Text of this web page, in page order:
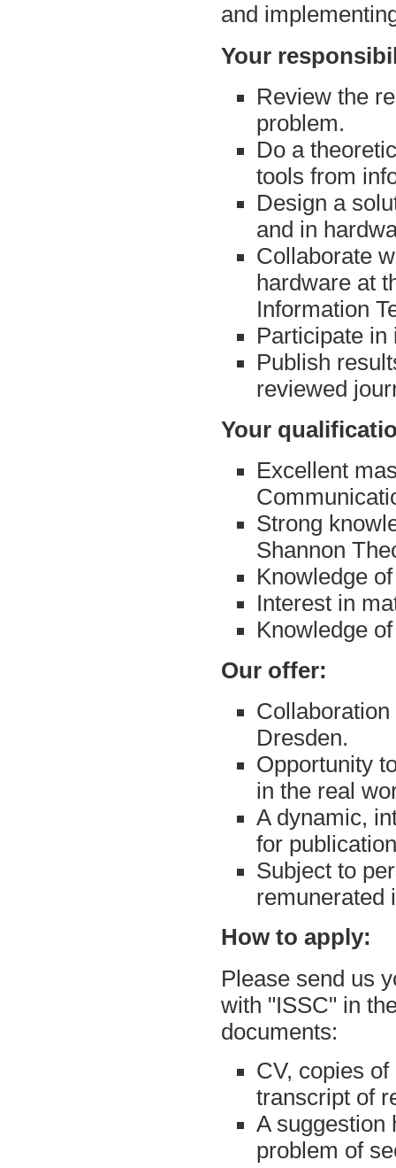
and
Your
Review the
problem.
Do a
tools from
Design a
and in
Collaborate
hardware at
Information
Participate in
Publish
reviewed
Your
Excellent
Strong
Shannon
Knowledge
Interest in
Knowledge
Our offer:
Dresden.
Opportunity
in the real
A dynamic,
for
Subject to
remunerated
How to apply:
Please send us
with "ISSC" in
documents:
CV, copies
transcript of
A suggestion
problem of